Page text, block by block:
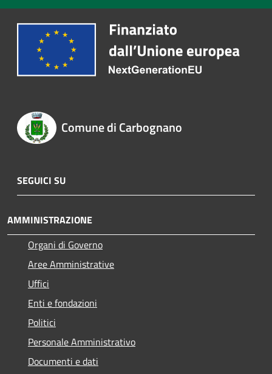
Comune di Carbognano
SEGUICI SU
AMMINISTRAZIONE
Organi di Governo
Aree Amministrative
Uffici
Enti e fondazioni
Politici
Personale Amministrativo
Documenti e dati